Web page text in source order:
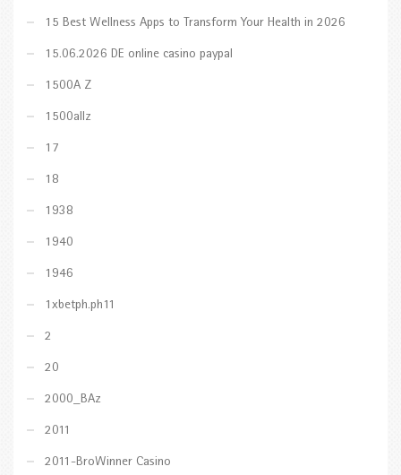
15 Best Wellness Apps to Transform Your Health in 2026
15.06.2026 DE online casino paypal
1500A Z
1500allz
17
18
1938
1940
1946
1xbetph.ph11
2
20
2000_BAz
2011
2011-BroWinner Casino